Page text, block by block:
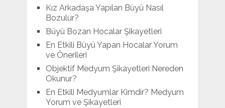
Kız Arkadaşa Yapılan Büyü Nasıl
Bozulur?
Büyü Bozan Hocalar Şikayetleri
En Etkili Büyü Yapan Hocalar Yorum
ve Önerileri
Objektif Medyum Şikayetleri Nereden
Okunur?
En Etkili Medyumlar Kimdir? Medyum
Yorum ve Şikayetleri